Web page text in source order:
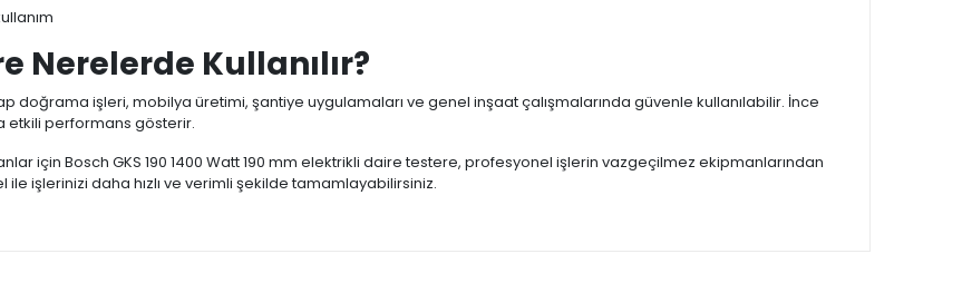
Nerelerde Kullanılır?
doğrama işleri, mobilya üretimi, şantiye uygulamaları ve genel inşaat çalışmalarında güvenle kullanılabilir. İnce
etkili performans gösterir.
için Bosch GKS 190 1400 Watt 190 mm elektrikli daire testere, profesyonel işlerin vazgeçilmez ekipmanlarından
ile işlerinizi daha hızlı ve verimli şekilde tamamlayabilirsiniz.